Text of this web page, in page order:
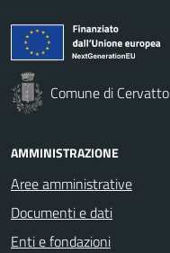
Comune di Cervatto
AMMINISTRAZIONE
Aree amministrative
Documenti e dati
Enti e fondazioni